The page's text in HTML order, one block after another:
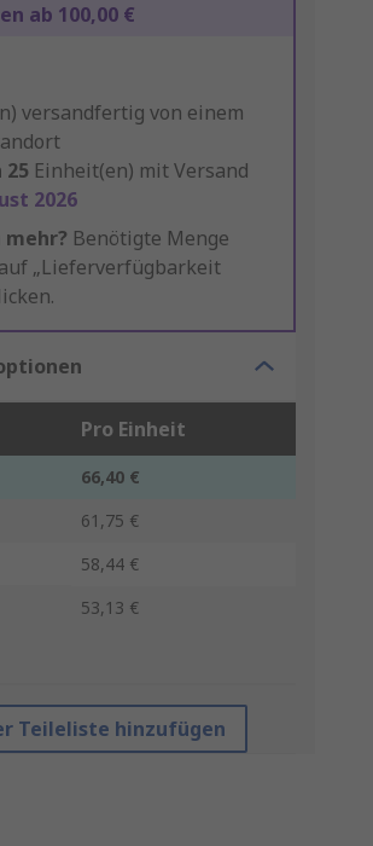
ab 100,00 €
versandfertig von einem
25 Einheit(en) mit Versand
2026
Benötigte Menge
„Lieferverfügbarkeit
Pro Einheit
66,40 €
61,75 €
58,44 €
53,13 €
Teileliste hinzufügen